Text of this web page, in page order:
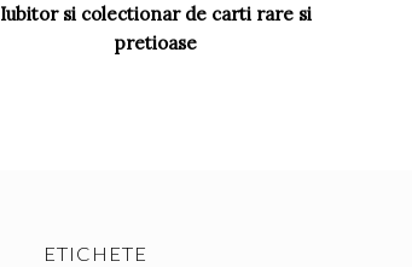
Iubitor si colectionar de carti rare si
pretioase
ETICHETE